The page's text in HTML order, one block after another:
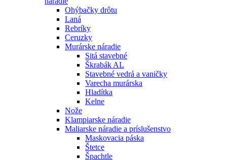
Ohýbačky drôtu
Laná
Rebríky
Ceruzky
Murárske náradie
Sitá stavebné
Škrabák AL
Stavebné vedrá a vaničky
Varecha murárska
Hladítka
Kelne
Nože
Klampiarske náradie
Maliarske náradie a príslušenstvo
Maskovacia páska
Štetce
Špachtle